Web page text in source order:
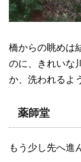
橋からの眺めは
のに、きれいな
か、洗われるよ
薬師堂
もう少し先へ進